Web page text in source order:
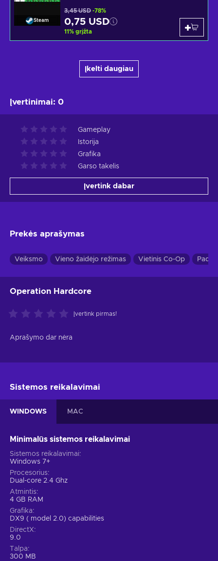
Steam
3,45 USD -78%
0,75 USD
11% grįžta
Įkelti daugiau
Įvertinimai: 0
Gameplay
Istorija
Grafika
Garso takelis
Įvertink dabar
Prekės aprašymas
Veiksmo Vieno žaidėjo režimas Vietinis Co-Op
Operation Hardcore
Įvertink pirmas!
Aprašymo dar nėra
Sistemos reikalavimai
WINDOWS MAC
Minimalūs sistemos reikalavimai
Sistemos reikalavimai
Windows 7+
Procesorius
Dual-core 2.4 Ghz
Atmintis
4 GB RAM
Grafika
DX9 ( model 2.0) capabilities
DirectX
9.0
Talpa
300 MB